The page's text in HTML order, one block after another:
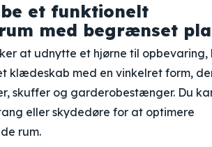
et funktionelt
med begrænset
at udnytte et hjørne til opbevaring,
med en vinkelret form,
skuffer og garderobestænger. Du
eller skydedøre for at optimere
rum.